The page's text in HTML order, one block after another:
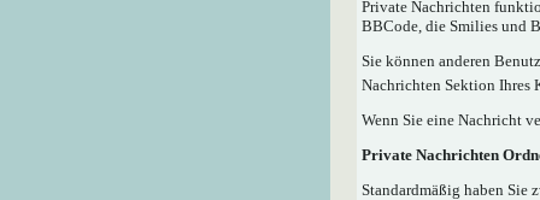
Private Nachrichten
BBCode, die Smilies und
Sie können anderen
Nachrichten Sektion Ihres
Wenn Sie eine Nachricht
Private Nachrichten
Standardmäßig haben Sie